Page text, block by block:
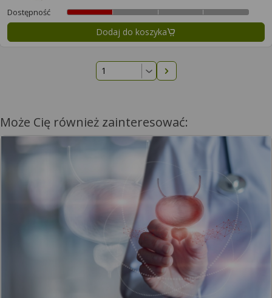
Dostępność
Dodaj do koszyka
Następna strona
Może Cię również zainteresować: